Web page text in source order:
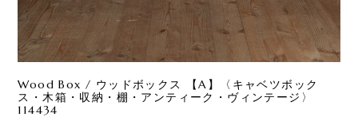
Wood Box / ウッドボックス 【A】〈キャベツボック
ス・木箱・収納・棚・アンティーク・ヴィンテージ〉
114434